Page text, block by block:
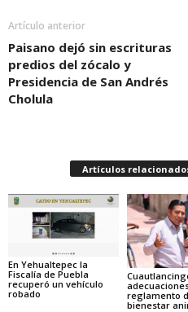
Artículo anterior
Paisano dejó sin escrituras
predios del zócalo y
Presidencia de San Andrés
Cholula
Artículos
En Yehualtepec la
Fiscalía de Puebla
recuperó un vehículo
robado
reglamento
bienestar